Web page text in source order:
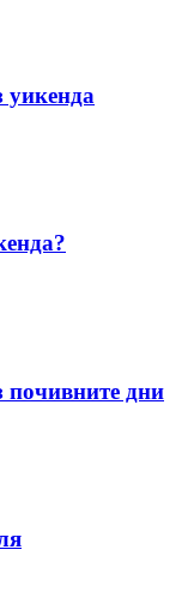
уикенда
почивните дни